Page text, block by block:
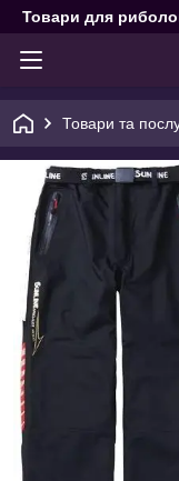
Товари для
Товари та